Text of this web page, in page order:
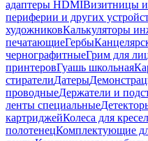
адаптеры HDMIВизитницы
периферии и других
художниковКалькуляторы
печатающиеГербы
чернографитныеГрим для
принтеровГуашь школьная
стирателиДатеры
проводныеДержатели и
ленты специальные
картриджейКолеса для кресел
полотенецКомплектующие